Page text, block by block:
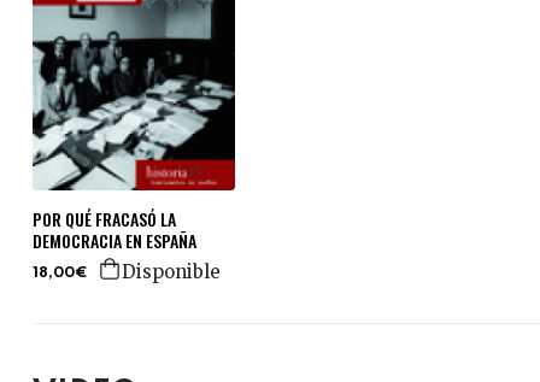
POR QUÉ FRACASÓ LA
DEMOCRACIA EN ESPAÑA
18,00€ Disponible